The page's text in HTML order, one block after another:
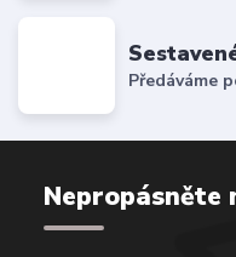
Předáváme
Nepropásněte